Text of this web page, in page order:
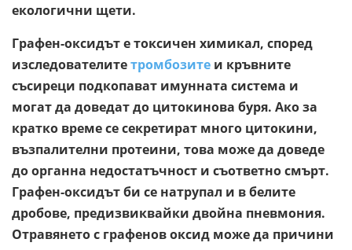
екологични щети.
Графен-оксидът е токсичен химикал, според
изследователитетромбозите и кръвните
съсиреци подкопават имунната система и
могат да доведат до цитокинова буря. Ако за
кратко време се секретират много цитокини,
възпалителни протеини, това може да доведе
до органна недостатъчност и съответно смърт.
Графен-оксидът би се натрупал и в белите
дробове, предизвиквайки двойна пневмония.
Отравянето с графенов оксид може да причини